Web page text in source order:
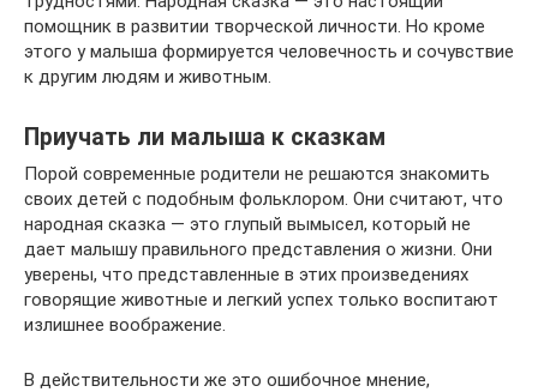
помощник в развитии творческой личности. Но кроме
этого у малыша формируется человечность и сочувствие
к другим людям и животным.
Приучать ли малыша к сказкам
Порой современные родители не решаются знакомить
своих детей с подобным фольклором. Они считают, что
народная сказка — это глупый вымысел, который не
дает малышу правильного представления о жизни. Они
уверены, что представленные в этих произведениях
говорящие животные и легкий успех только воспитают
излишнее воображение.
В действительности же это ошибочное мнение,